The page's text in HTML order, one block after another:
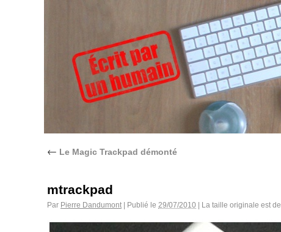
← Le Magic Trackpad démonté
mtrackpad
Par Pierre Dandumont Publié le 29/07/2010 La taille originale est de